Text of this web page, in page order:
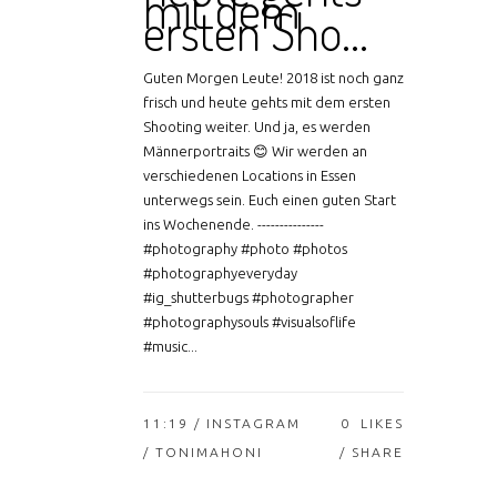
ersten Sho…
Guten Morgen Leute! 2018 ist noch ganz
frisch und heute gehts mit dem ersten
Shooting weiter. Und ja, es werden
Männerportraits 😊 Wir werden an
verschiedenen Locations in Essen
unterwegs sein. Euch einen guten Start
ins Wochenende. ---------------
#photography #photo #photos
#photographyeveryday
#ig_shutterbugs #photographer
#photographysouls #visualsoflife
#music...
11:19 / INSTAGRAM
/ TONIMAHONI
0
LIKES
SHARE